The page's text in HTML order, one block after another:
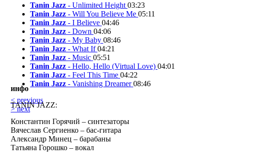
Tanin Jazz - Unlimited Height 03:23
Tanin Jazz - Will You Believe Me 05:11
Tanin Jazz - I Believe 04:46
Tanin Jazz - Down 04:06
Tanin Jazz - My Baby 08:46
Tanin Jazz - What If04:21
Tanin Jazz - Music 05:51
Tanin Jazz - Hello, Hello (Virtual Love) 04:01
Tanin Jazz - Feel This Time 04:22
Tanin Jazz - Vanishing Dreamer08:46
< previous
> next
инфо
TANIN JAZZ:
Константин Горячий – синтезаторы
Вячеслав Сергиенко – бас-гитара
Александр Минец – барабаны
Татьяна Горошко – вокал